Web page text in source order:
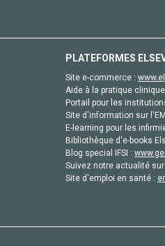
PLATEFORMES
Site e-commerce :
Aide à la pratique
Portail pour les
Site d'information sur
E-learning pour les
Bibliothèque d'e-books
Blog special IFSI :
Suivez notre actualité
Site d'emploi en santé :